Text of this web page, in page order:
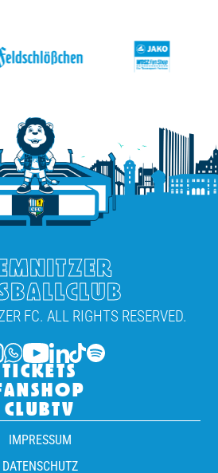
FC. ALL RIGHTS RESERVED.
TICKETS
CLUBTV
IMPRESSUM
DATENSCHUTZ